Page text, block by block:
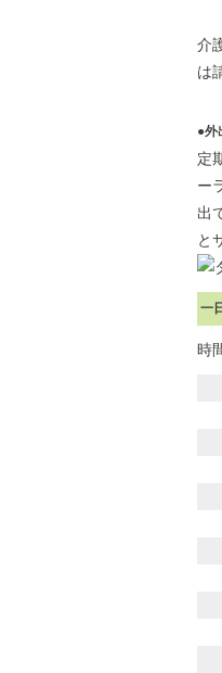
介
は
●外
定
ー
出
と
一
時